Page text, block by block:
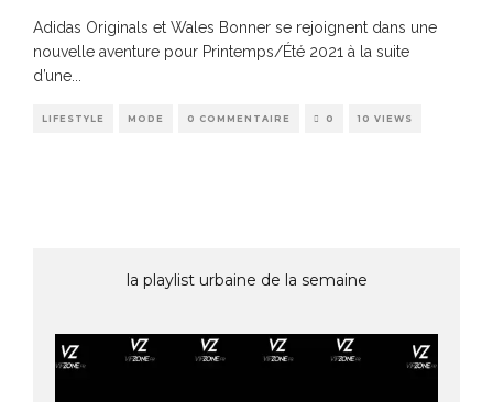
Adidas Originals et Wales Bonner se rejoignent dans une
nouvelle aventure pour Printemps/Été 2021 à la suite
d’une
LIFESTYLE MODE 0 COMMENTAIRE 0 10 VIEWS
la playlist urbaine de la semaine